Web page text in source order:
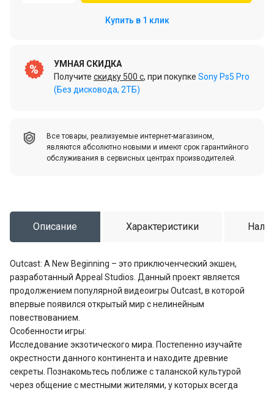
Купить в 1 клик
УМНАЯ СКИДКА
Получите скидку 500 c, при покупке Sony Ps5 Pro
(Без дисковода, 2ТБ)
Все товары, реализуемые интернет-магазином,
являются абсолютно новыми и имеют срок гарантийного
обслуживания в сервисных центрах производителей.
Описание Характеристики
Outcast: A New Beginning – это приключенческий экшен,
разработанный Appeal Studios. Данный проект является
продолжением популярной видеоигры Outcast, в которой
впервые появился открытый мир с нелинейным
повествованием.
Особенности игры:
Исследование экзотического мира. Постепенно изучайте
окрестности данного континента и находите древние
секреты. Познакомьтесь поближе с таланской культурой
через общение с местными жителями, у которых всегда